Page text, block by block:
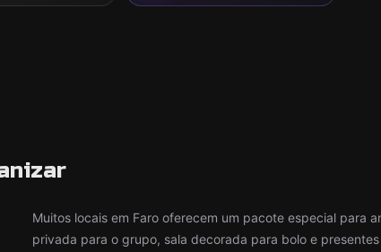
Muitos locais em Faro oferecem um pacote especial para
privada para o grupo, sala decorada para bolo e